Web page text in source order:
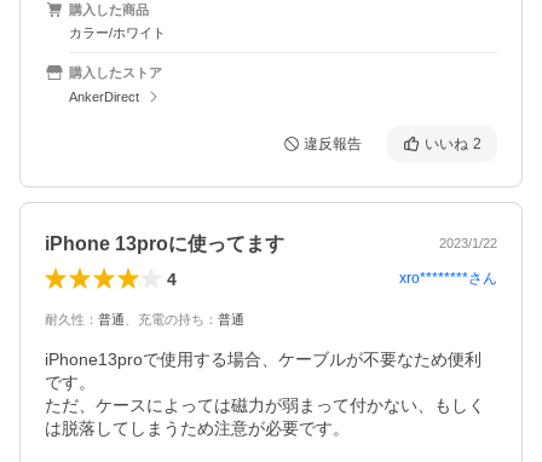
購入した商品
カラー/ホワイト
購入したストア
AnkerDirect
違反報告 いいね 2
iPhone 13proに使ってます 2023/1/22
4 xro********さん
耐久性 ： 普通 充電の持ち ： 普通
iPhone13proで使用する場合、ケーブルが不要なため便利
です。
ただ、ケースによっては磁力が弱まって付かない、もしく
は脱落してしまうため注意が必要です。